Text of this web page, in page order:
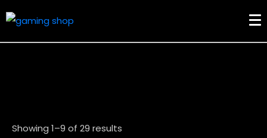
Showing 1–9 of 29 results